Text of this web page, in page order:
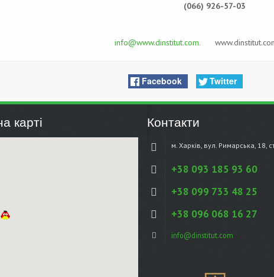
(066) 926-57-03
info@www.dinstitut.com.
Facebook Twitter
карті Контакти
м. Харків, вул. Римарська, 18,
+38 093 185 93 60
+38 099 733 48 25
+38 096 068 16 27
info@dinstitut.com